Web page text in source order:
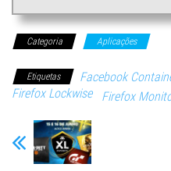
Categoria Aplicações
Etiquetas Facebook
Firefox Lockwise
Firefox